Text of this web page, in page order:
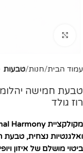
עמוד הבית חנות טבעות
רוז גולד
ביטוי מושלם של איזון